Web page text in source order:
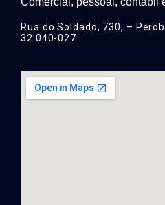
Rua do Soldado, 730, –
32.040-027